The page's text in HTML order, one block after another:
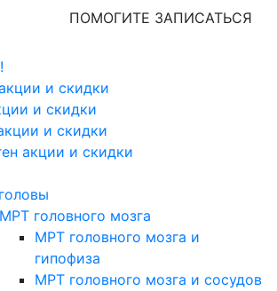
ПОМОГИТЕ ЗАПИСАТЬСЯ
и скидки
и скидки
и скидки
акции и скидки
МРТ головного мозга
МРТ головного мозга и
гипофиза
МРТ головного мозга и сосудов